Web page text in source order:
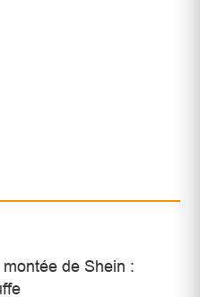
montée de Shein :